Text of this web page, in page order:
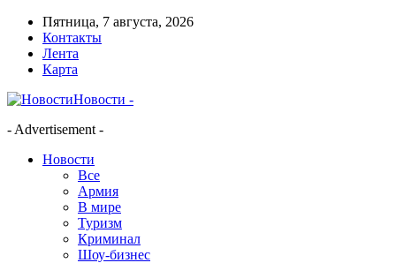
Пятница, 7 августа, 2026
Контакты
Лента
Карта
Новости -
- Advertisement -
Новости
Все
Армия
В мире
Туризм
Криминал
Шоу-бизнес